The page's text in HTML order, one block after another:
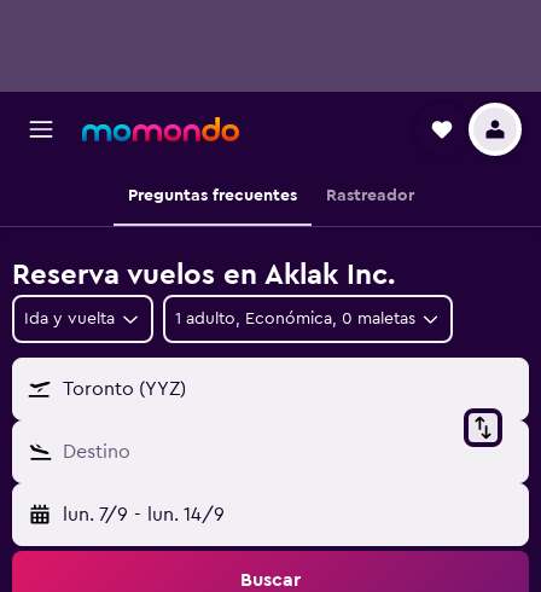
Preguntas frecuentes Rastreador
Reserva vuelos en Aklak Inc.
Ida y vuelta 1 adulto, Económica, 0 maletas
Toronto (YYZ)
Destino
lun. 7/9 - lun. 14/9
Buscar